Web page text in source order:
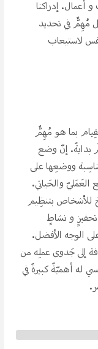
أعمال. إدراكنا
مُهِمٌّ في تحديد
لاستيعاب
بما هو مُهِمٌّ
بدايةََ. إنّ وضع
ووضعِها على
العَمَليّ والحَياتي.
للأشخاص بتنظِيم
تحفيزِِ و نشاطِِ
الوجه الأفضل.
إلى جَدوى عملِه من
له أهميّةََ كبيرةََ في